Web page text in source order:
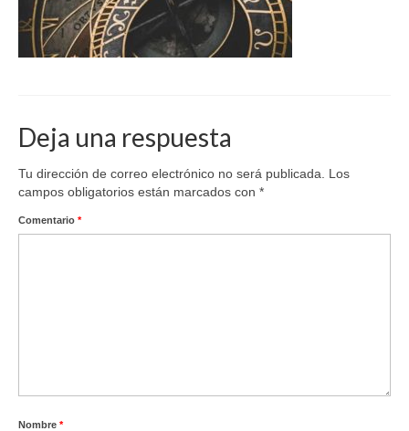
Deja una respuesta
Tu dirección de correo electrónico no será publicada.
Los
campos obligatorios están marcados con *
Comentario *
Nombre *